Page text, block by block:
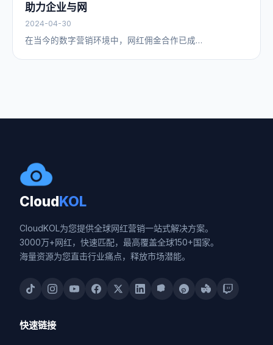
助力企业与网
2024-04-30
在当今的数字营销环境中，网红佣金合作已成…
CloudKOL
CloudKOL为您提供全球网红营销一站式解决方案。
3000万+网红，快速匹配，最高覆盖全球150+国家。
海量资源为您直击行业痛点，释放市场潜能。
快速链接